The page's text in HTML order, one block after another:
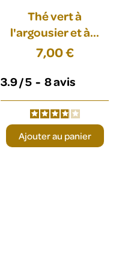
Thé vert à
l'argousier et à...
7,00 €
3.9/5 - 8avis
Ajouter au panier